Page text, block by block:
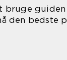
bruge guiden
den bedste